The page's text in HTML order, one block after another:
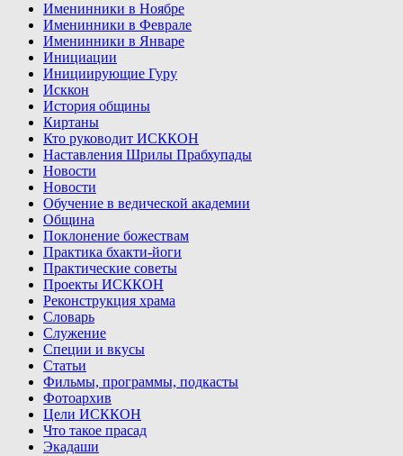
Именинники в Ноябре
Именинники в Феврале
Именинники в Январе
Инициации
Инициирующие Гуру
Исккон
История общины
Киртаны
Кто руководит ИСККОН
Наставления Шрилы Прабхупады
Новости
Новости
Обучение в ведической академии
Община
Поклонение божествам
Практика бхакти-йоги
Практические советы
Проекты ИСККОН
Реконструкция храма
Словарь
Служение
Специи и вкусы
Статьи
Фильмы, программы, подкасты
Фотоархив
Цели ИСККОН
Что такое прасад
Экадаши